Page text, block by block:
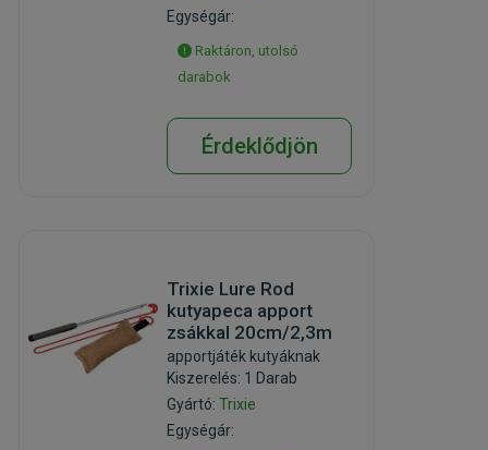
Egységár:
Raktáron, utolsó
darabok
Érdeklődjön
Trixie Lure Rod
kutyapeca apport
zsákkal 20cm/2,3m
apportjáték kutyáknak
Kiszerelés: 1 Darab
Gyártó:Trixie
Egységár: